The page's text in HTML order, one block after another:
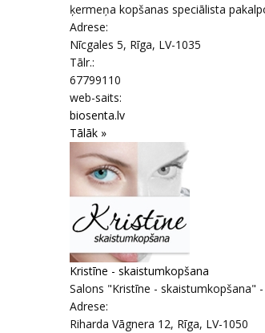
ķermeņa kopšanas speciālista
Adrese:
Nīcgales 5, Rīga, LV-1035
Tālr.:
67799110
web-saits:
biosenta.lv
Tālāk »
Kristīne - skaistumkopšana
Salons "Kristīne - skaistumkopšana"
Adrese:
Riharda Vāgnera 12, Rīga, LV-1050